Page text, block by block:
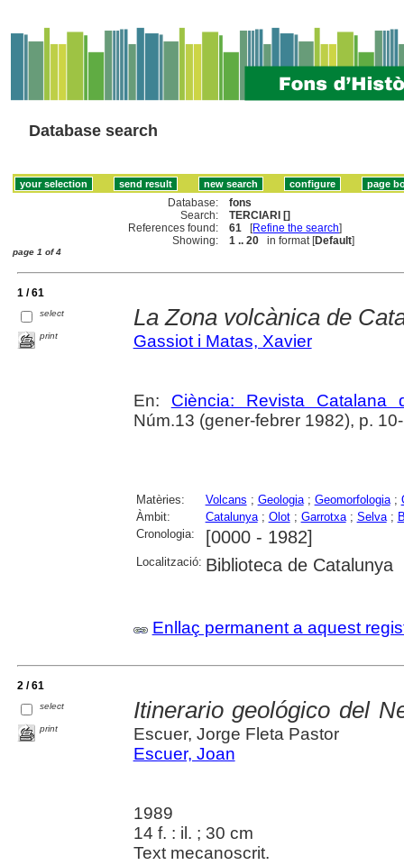
Database search
Database:
fons
Search:
TERCIARI []
References found:
61 [Refine the search]
Showing:
1 .. 20 in format [Default]
page 1 of 4
1 / 61
select
print
La Zona volcànica de
Gassiot i Matas, Xavier
En: Ciència: Revista Catalana
Núm.13 (gener-febrer 1982), p.
Matèries: Volcans ; Geologia; Geomorfologia;
Àmbit:
Catalunya; Olot; Garrotxa; Selva;
Cronologia:
[0000 - 1982]
Localització: Biblioteca de Catalunya
Enllaç permanent a aquest
2 / 61
select
print
Itinerario geológico del
Escuer, Jorge Fleta Pastor
Escuer, Joan
1989
14 f. : il. ; 30 cm
Text mecanoscrit.